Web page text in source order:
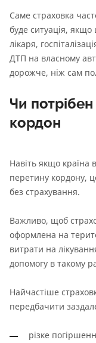
Саме страховка
буде ситуація,
лікаря,
ДТП на власному
дорожче, ніж сам
Чи потрібен
кордон
Навіть якщо країна
перетину кордону,
без страхування.
Важливо, щоб
оформлена на
витрати на
допомогу в такому
Найчастіше
передбачити
різке